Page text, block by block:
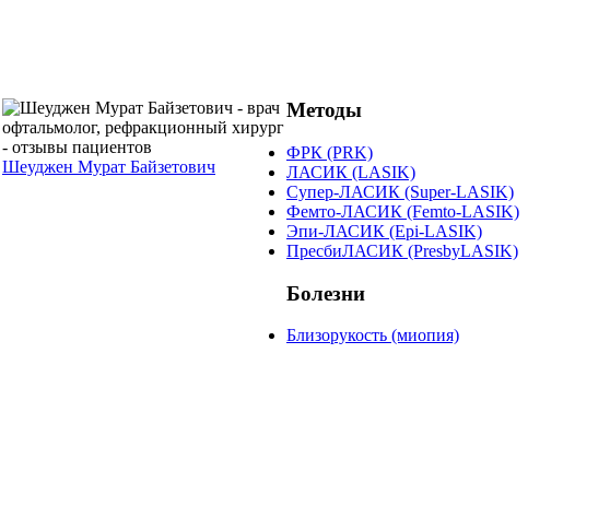
Шеуджен Мурат Байзетович
Методы
ФРК (PRK)
ЛАСИК (LASIK)
Супер-ЛАСИК (Super-LASIK)
Фемто-ЛАСИК (Femto-LASIK)
Эпи-ЛАСИК (Epi-LASIK)
ПресбиЛАСИК (PresbyLASIK)
Болезни
Близорукость (миопия)